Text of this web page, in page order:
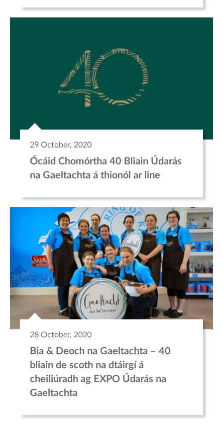
29 October, 2020
Ócáid Chomórtha 40 Bliain Údarás
na Gaeltachta á thionól ar line
28 October, 2020
Bia & Deoch na Gaeltachta – 40
bliain de scoth na dtáirgí á
cheiliúradh ag EXPO Údarás na
Gaeltachta